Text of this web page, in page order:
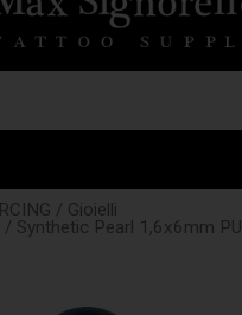
/ Gioielli
/ Synthetic Pearl 1,6x6mm PU